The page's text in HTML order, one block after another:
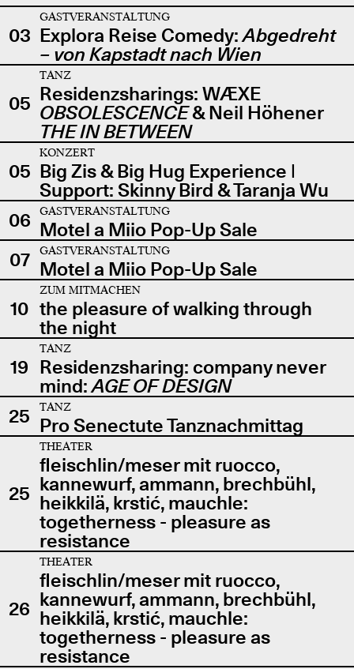
03
GASTVERANSTALTUNG
Explora Reise Comedy:Abgedreht
– von Kapstadt nach Wien
05
TANZ
Residenzsharings: WÆXE
OBSOLESCENCE& Neil Höhener
THE IN BETWEEN
05
KONZERT
Big Zis & Big Hug Experience |
Support: Skinny Bird & Taranja Wu
06
GASTVERANSTALTUNG
Motel a Miio Pop-Up Sale
07
GASTVERANSTALTUNG
Motel a Miio Pop-Up Sale
10
ZUM MITMACHEN
the pleasure of walking through
the night
19
TANZ
Residenzsharing: company never
mind:AGE OF DESIGN
25
TANZ
Pro Senectute Tanznachmittag
25
THEATER
fleischlin/meser mit ruocco,
kannewurf, ammann, brechbühl,
heikkilä, krstić, mauchle:
togetherness - pleasure as
resistance
26
THEATER
fleischlin/meser mit ruocco,
kannewurf, ammann, brechbühl,
heikkilä, krstić, mauchle:
togetherness - pleasure as
resistance